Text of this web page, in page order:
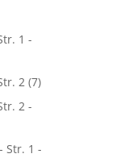
1 -
2 (7)
2 -
Str. 1 -